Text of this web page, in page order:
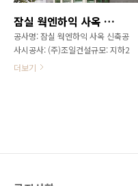
잠실 웍엔하익 사옥 신축공사
공사명: 잠실 웍엔하익 사옥 신축공
사시공사: (주)조일건설규모: 지하2
층~지상13층), 취사식당, 위병면회
더보기